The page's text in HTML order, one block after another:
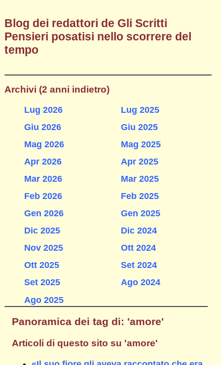
Blog dei redattori de Gli Scritti
Pensieri posatisi nello scorrere del
tempo
Archivi (2 anni indietro)
Lug 2026
Giu 2026
Mag 2026
Apr 2026
Mar 2026
Feb 2026
Gen 2026
Dic 2025
Nov 2025
Ott 2025
Set 2025
Ago 2025
Lug 2025
Giu 2025
Mag 2025
Apr 2025
Mar 2025
Feb 2025
Gen 2025
Dic 2024
Ott 2024
Set 2024
Ago 2024
Panoramica dei tag di: 'amore'
Articoli di questo sito su 'amore'